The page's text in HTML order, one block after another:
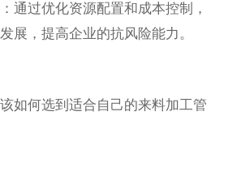
过优化资源配置和成本控制，
展，提高企业的抗风险能力。
何选到适合自己的来料加工管